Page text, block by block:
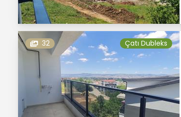
32 Çatı Dubleks